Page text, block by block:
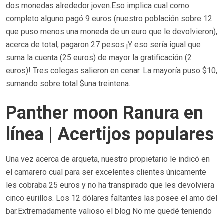
dos monedas alrededor joven.Eso implica cual como
completo alguno pagó 9 euros (nuestro población sobre 12
que puso menos una moneda de un euro que le devolvieron),
acerca de total, pagaron 27 pesos.¡Y eso serí­a igual que
suma la cuenta (25 euros) de mayor la gratificación (2
euros)! Tres colegas salieron en cenar. La mayorí­a puso $10,
sumando sobre total $una treintena.
Panther moon Ranura en
línea | Acertijos populares
Una vez acerca de arqueta, nuestro propietario le indicó en
el camarero cual para ser excelentes clientes únicamente
les cobraba 25 euros y no ha transpirado que les devolviera
cinco eurillos. Los 12 dólares faltantes las posee el amo del
bar.Extremadamente valioso el blog No me quedé teniendo